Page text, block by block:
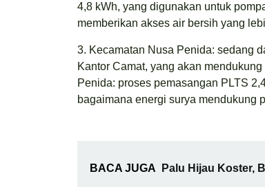
4,8 kWh, yang digunakan untuk
memberikan akses air bersih yang
3. Kecamatan Nusa Penida: sedang
Kantor Camat, yang akan
Penida: proses pemasangan PLTS
bagaimana energi surya mendukung
BACA JUGA Palu Hijau Koster,